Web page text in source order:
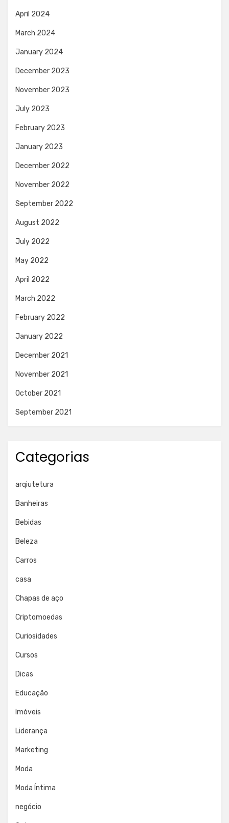
April 2024
March 2024
January 2024
December 2023
November 2023
July 2023
February 2023
January 2023
December 2022
November 2022
September 2022
August 2022
July 2022
May 2022
April 2022
March 2022
February 2022
January 2022
December 2021
November 2021
October 2021
September 2021
Categorias
arqiutetura
Banheiras
Bebidas
Beleza
Carros
casa
Chapas de aço
Criptomoedas
Curiosidades
Cursos
Dicas
Educação
Imóveis
Liderança
Marketing
Moda
Moda Íntima
negócio